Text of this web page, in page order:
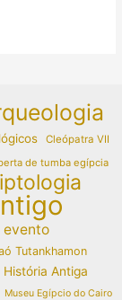
Cleópatra VII
de tumba egípcia
evento
Tutankhamon
História Antiga
Museu Egípcio do Cairo